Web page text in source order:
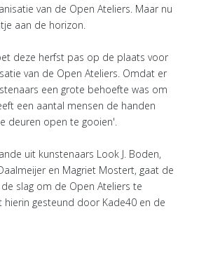
van de Open Ateliers. Maar nu
aan de horizon.
deze herfst pas op de plaats voor
van de Open Ateliers. Omdat er
een grote behoefte was om
een aantal mensen de handen
deuren open te gooien'.
uit kunstenaars Look J. Boden,
en Magriet Mostert, gaat de
slag om de Open Ateliers te
hierin gesteund door Kade40 en de